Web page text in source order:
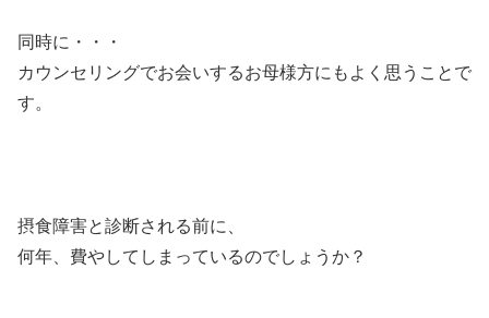
同時に・・・
カウンセリングでお会いするお母様方にもよく思うことで
す。
摂食障害と診断される前に、
何年、費やしてしまっているのでしょうか？